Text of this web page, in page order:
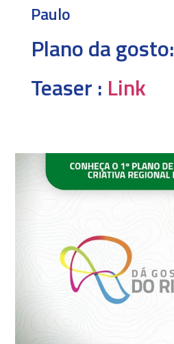
Paulo
Plano da gosto:
Teaser : Link